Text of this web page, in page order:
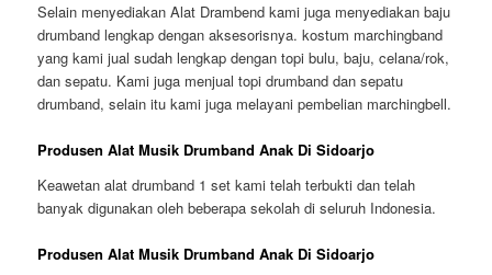
Selain menyediakan Alat Drambend kami juga menyediakan baju
drumband lengkap dengan aksesorisnya. kostum marchingband
yang kami jual sudah lengkap dengan topi bulu, baju, celana/rok,
dan sepatu. Kami juga menjual topi drumband dan sepatu
drumband, selain itu kami juga melayani pembelian marchingbell.
Produsen Alat Musik Drumband Anak Di Sidoarjo
Keawetan alat drumband 1 set kami telah terbukti dan telah
banyak digunakan oleh beberapa sekolah di seluruh Indonesia.
Produsen Alat Musik Drumband Anak Di Sidoarjo